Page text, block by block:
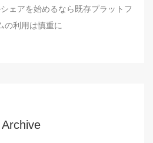
ェアを始めるなら既存プラットフ
の利用は慎重に
Archive